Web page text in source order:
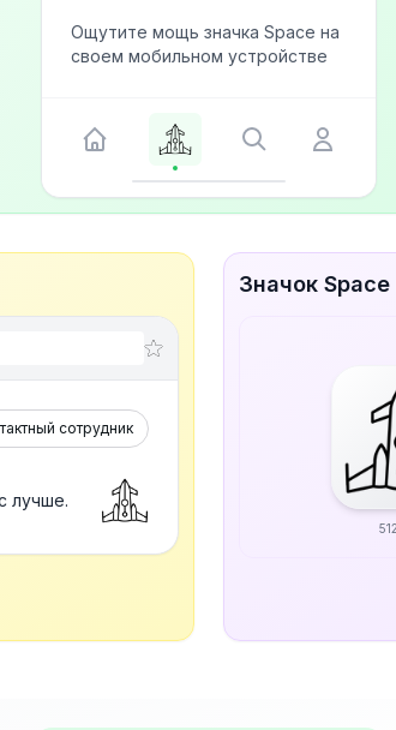
Ощутите мощь значка Space на
своем мобильном устройстве
сотрудник
лучше.
Значок